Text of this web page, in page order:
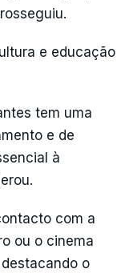
e educação
tem uma
e de
à
com a
ou o cinema
o